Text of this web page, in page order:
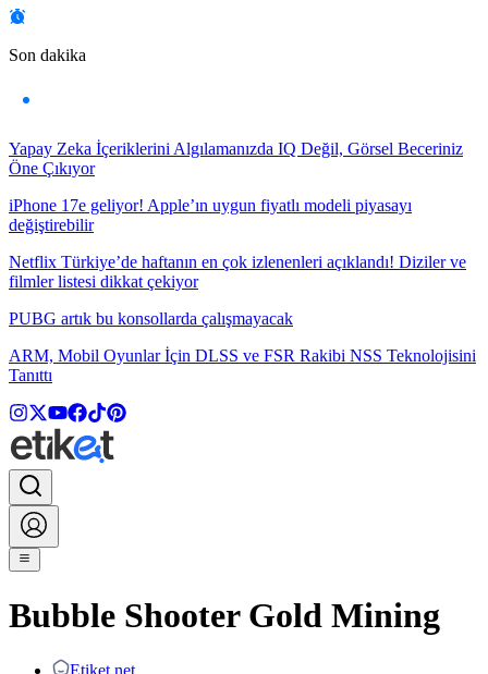
Son dakika
Yapay Zeka İçeriklerini Algılamanızda IQ Değil, Görsel Beceriniz
Öne Çıkıyor
iPhone 17e geliyor! Apple’ın uygun fiyatlı modeli piyasayı
değiştirebilir
Netflix Türkiye’de haftanın en çok izlenenleri açıklandı! Diziler ve
filmler listesi dikkat çekiyor
PUBG artık bu konsollarda çalışmayacak
ARM, Mobil Oyunlar İçin DLSS ve FSR Rakibi NSS Teknolojisini
Tanıttı
Bubble Shooter Gold Mining